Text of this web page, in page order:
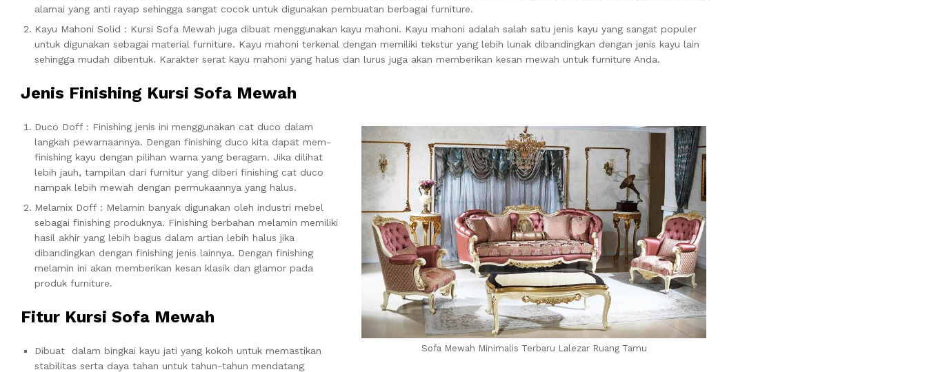
alamai yang anti rayap sehingga sangat cocok untuk digunakan pembuatan berbagai furniture.
Kayu Mahoni Solid : Kursi Sofa Mewah juga dibuat menggunakan kayu mahoni. Kayu mahoni adalah salah satu jenis kayu yang sangat populer
untuk digunakan sebagai material furniture. Kayu mahoni terkenal dengan memiliki tekstur yang lebih lunak dibandingkan dengan jenis kayu lain
sehingga mudah dibentuk. Karakter serat kayu mahoni yang halus dan lurus juga akan memberikan kesan mewah untuk furniture Anda.
Jenis Finishing Kursi Sofa Mewah
Sofa Mewah Minimalis Terbaru Lalezar Ruang Tamu
Duco Doff : Finishing jenis ini menggunakan cat duco dalam
langkah pewarnaannya. Dengan finishing duco kita dapat mem-
finishing kayu dengan pilihan warna yang beragam. Jika dilihat
lebih jauh, tampilan dari furnitur yang diberi finishing cat duco
nampak lebih mewah dengan permukaannya yang halus.
Melamix Doff : Melamin banyak digunakan oleh industri mebel
sebagai finishing produknya. Finishing berbahan melamin memiliki
hasil akhir yang lebih bagus dalam artian lebih halus jika
dibandingkan dengan finishing jenis lainnya. Dengan finishing
melamin ini akan memberikan kesan klasik dan glamor pada
produk furniture.
Fitur Kursi Sofa Mewah
Dibuat dalam bingkai kayu jati yang kokoh untuk memastikan
stabilitas serta daya tahan untuk tahun-tahun mendatang